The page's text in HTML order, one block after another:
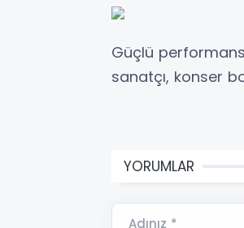
Güçlü
sanatçı, konser
YORUMLAR
Adınız *